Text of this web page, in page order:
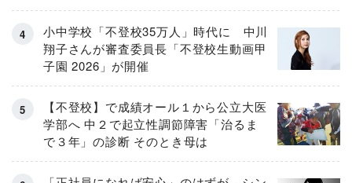
小中学校「不登校35万人」時代に 中川
翔子さんが審査委員長「不登校生動画甲
子園 2026」が開催
【不登校】で成績オール１から公立大医
学部へ 中２で起立性調節障害「治るま
で３年」の診断 そのとき母は